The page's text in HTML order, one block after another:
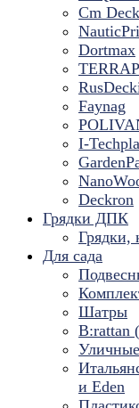
Cm
Dortmax
Faynag
I-
Deckron
Грядки ДПК
Для сада
Шатры
B:rattan
и Eden